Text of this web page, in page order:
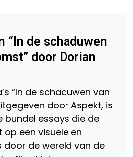
“In de schaduwen
door Dorian
“In de schaduwen van
door Aspekt, is
bundel essays die de
op een visuele en
door de wereld van de